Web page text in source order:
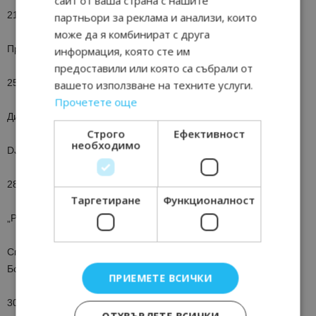
21:30 часа – Площад „Олимпийски“
Празнична заря
25 май /неделя/ – 19:00 часа – Площад „Олимпийски“
Дискотека под звездите с братя Карови – обратно в 90-те
DJ TWINS – DISCO PARTY – BACK TO 90’s
28 май /сряда/ – 19:00 часа – Площад „Олимпийски“ /сцена/
„Разходка в полите на Родопа с балет и арфа“
Спектакъл на балетна школа гр. Смолян с ръководител
Боримира Дяконова
30 май /петък/ – 11:30 часа – НЧ „Родопска искра 1880“ /голям
партньори за реклама и анализи, които
може да я комбинират с друга
информация, която сте им
предоставили или която са събрали от
вашето използване на техните услуги.
Прочетете още
Строго
необходимо
Ефективност
Таргетиране Функционалност
ПРИЕМЕТЕ ВСИЧКИ